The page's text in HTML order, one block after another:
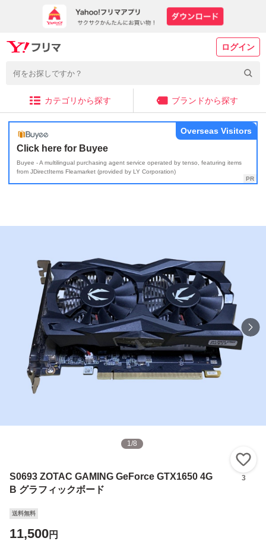
ログイン
カテゴリから探す ブランドから探す
Click here for Buyee
Buyee - A multilingual purchasing agent service operated by tenso, featuring items
from JDirectItems Fleamarket (provided by LY Corporation)
Overseas Visitors
1/8
S0693 ZOTAC GAMING GeForce GTX1650 4G
B グラフィックボード
3
送料無料
11,500円